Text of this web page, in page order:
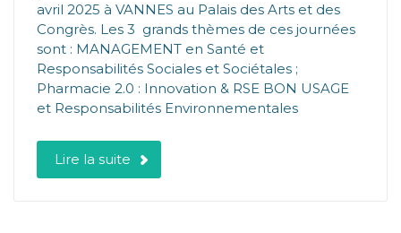
avril 2025 à VANNES au Palais des Arts et des
Congrès. Les 3 grands thèmes de ces journées
sont : MANAGEMENT en Santé et
Responsabilités Sociales et Sociétales ;
Pharmacie 2.0 : Innovation & RSE BON USAGE
et Responsabilités Environnementales
Lire la suite